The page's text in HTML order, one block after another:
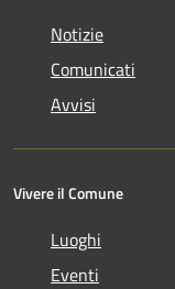
Notizie
Comunicati
Avvisi
Vivere il Comune
Luoghi
Eventi